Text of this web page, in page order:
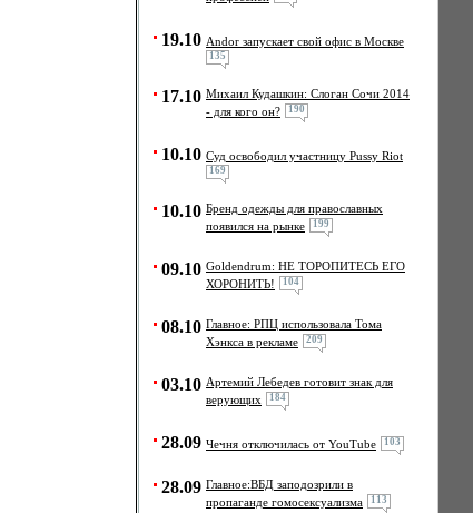
19.10 Andor запускает свой офис в Москве
135
17.10 Михаил Кудашкин: Слоган Сочи 2014
- для кого он?
190
10.10 Cуд освободил участницу Pussy Riot
169
10.10 Бренд одежды для православных
появился на рынке
199
09.10 Goldendrum: НЕ ТОРОПИТЕСЬ ЕГО
ХОРОНИТЬ!
104
08.10 Главное: РПЦ использовала Тома
Хэнкса в рекламе
209
03.10 Артемий Лебедев готовит знак для
верующих
184
28.09 Чечня отключилась от YouTube 103
28.09 Главное:ВБД заподозрили в
пропаганде гомосексуализма
113